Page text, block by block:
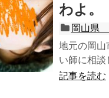
わよ。
岡山県
地元の岡山
い師に相談
記事を読む